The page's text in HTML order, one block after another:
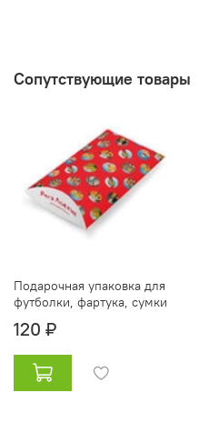
Сопутствующие товары
Подарочная упаковка для
футболки, фартука, сумки
120 ₽